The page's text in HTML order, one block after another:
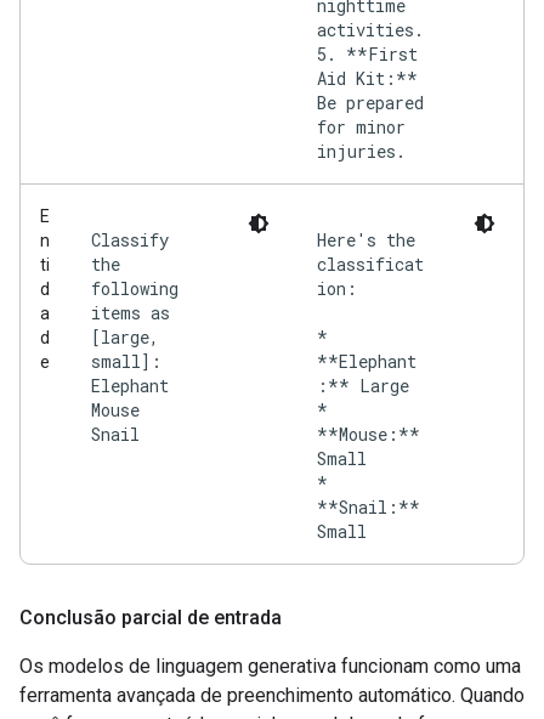
nighttime
activities.
5. **First
Aid Kit:**
Be prepared
for minor
injuries.
E
n
ti
d
a
d
e
Classify
the
following
items as
[large,
small]:
Elephant
Mouse
Snail
Here's the
classificat
ion:
*
**Elephant
:** Large
*
**Mouse:**
Small
*
**Snail:**
Conclusão parcial de entrada
Os modelos de linguagem generativa funcionam como uma
ferramenta avançada de preenchimento automático. Quando